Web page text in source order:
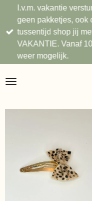
direct
naar
hoofdinhoud
I.v.m. vakantie
geen pakketjes, ook
tussentijd shop jij
VAKANTIE. Vanaf
weer mogelijk.